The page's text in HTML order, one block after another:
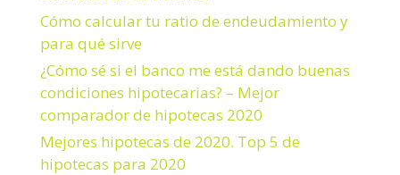
Cómo calcular tu ratio de endeudamiento y
para qué sirve
¿Cómo sé si el banco me está dando buenas
condiciones hipotecarias? – Mejor
comparador de hipotecas 2020
Mejores hipotecas de 2020. Top 5 de
hipotecas para 2020